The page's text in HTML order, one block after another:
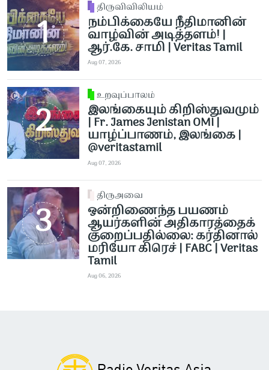
திருவிவிலியம்
நம்பிக்கையே நீதிமானின்
வாழ்வின் அடித்தளம்! |
ஆர்.கே. சாமி | Veritas Tamil
Aug 07, 2026
உறவுப்பாலம்
இலங்கையும் கிறிஸ்துவமும்
| Fr. James Jenistan OMI |
யாழ்ப்பாணம், இலங்கை |
@veritastamil ​
Aug 07, 2026
திருஅவை
ஒன்றிணைந்த பயணம்
ஆயர்களின் அதிகாரத்தைக்
குறைப்பதில்லை: கர்தினால்
மரியோ கிரெச் | FABC | Veritas
Tamil
Aug 06, 2026